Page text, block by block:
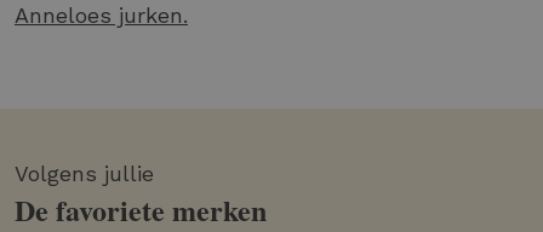
Anneloes jurken.
Volgens jullie
De favoriete merken